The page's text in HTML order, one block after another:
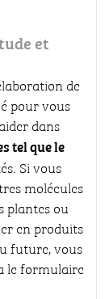
et
de
pour vous
dans
tel que le
Si vous
molécules
plantes ou
en produits
future, vous
le formulaire